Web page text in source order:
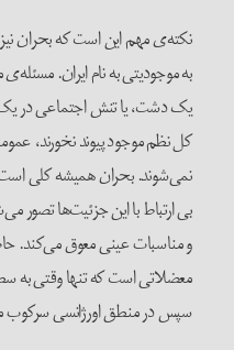
نکته‌ی مهم این است که بحران نیز
به موجودیتی به نام ایران.
یک دشت، یا تنش اجتماعی در یک
کل نظم موجود پیوند نخورند،
نمی‌شوند. بحران همیشه کلی
بی ارتباط با این جزئیت‌ها تصور
و مناسبات عینی معوق می‌کند.
معضلاتی است که تنها وقتی به
سپس در منطق اورژانسی سرکوب